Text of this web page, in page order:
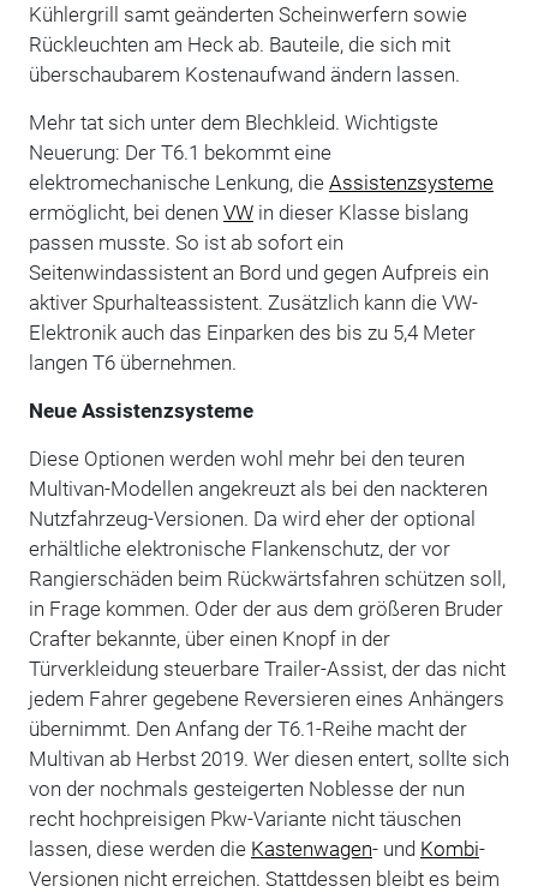
Kühlergrill samt geänderten Scheinwerfern sowie
Rückleuchten am Heck ab. Bauteile, die sich mit
überschaubarem Kostenaufwand ändern lassen.
Mehr tat sich unter dem Blechkleid. Wichtigste
Neuerung: Der T6.1 bekommt eine
elektromechanische Lenkung, die Assistenzsysteme
ermöglicht, bei denen VWin dieser Klasse bislang
passen musste. So ist ab sofort ein
Seitenwindassistent an Bord und gegen Aufpreis ein
aktiver Spurhalteassistent. Zusätzlich kann die VW-
Elektronik auch das Einparken des bis zu 5,4 Meter
langen T6 übernehmen.
Neue Assistenzsysteme
Diese Optionen werden wohl mehr bei den teuren
Multivan-Modellen angekreuzt als bei den nackteren
Nutzfahrzeug-Versionen. Da wird eher der optional
erhältliche elektronische Flankenschutz, der vor
Rangierschäden beim Rückwärtsfahren schützen soll,
in Frage kommen. Oder der aus dem größeren Bruder
Crafter bekannte, über einen Knopf in der
Türverkleidung steuerbare Trailer-Assist, der das nicht
jedem Fahrer gegebene Reversieren eines Anhängers
übernimmt. Den Anfang der T6.1-Reihe macht der
Multivan ab Herbst 2019. Wer diesen entert, sollte sich
von der nochmals gesteigerten Noblesse der nun
recht hochpreisigen Pkw-Variante nicht täuschen
lassen, diese werden die Kastenwagen- und Kombi-
Versionen nicht erreichen. Stattdessen bleibt es beim